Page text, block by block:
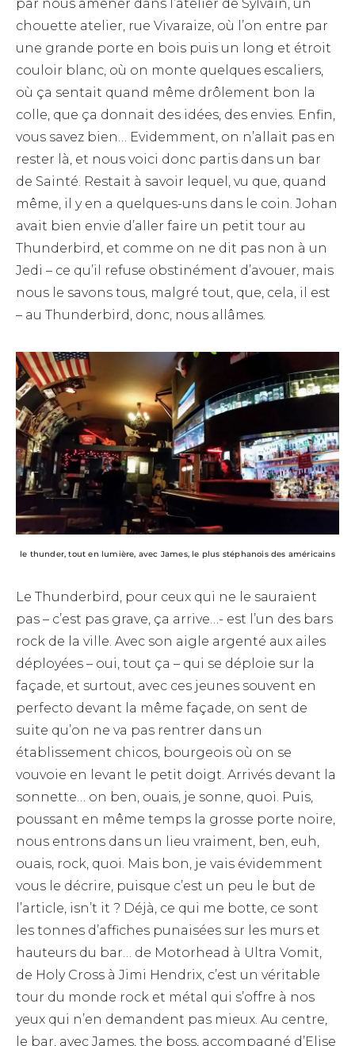
par nous amener dans l’atelier de Sylvain, un
chouette atelier, rue Vivaraize, où l’on entre par
une grande porte en bois puis un long et étroit
couloir blanc, où on monte quelques escaliers,
où ça sentait quand même drôlement bon la
colle, que ça donnait des idées, des envies. Enfin,
vous savez bien… Evidemment, on n’allait pas en
rester là, et nous voici donc partis dans un bar
de Sainté. Restait à savoir lequel, vu que, quand
même, il y en a quelques-uns dans le coin. Johan
avait bien envie d’aller faire un petit tour au
Thunderbird, et comme on ne dit pas non à un
Jedi – ce qu’il refuse obstinément d’avouer, mais
nous le savons tous, malgré tout, que, cela, il est
– au Thunderbird, donc, nous allâmes.
le thunder, tout en lumière, avec James, le plus stéphanois des américains
Le Thunderbird, pour ceux qui ne le sauraient
pas – c’est pas grave, ça arrive…- est l’un des bars
rock de la ville. Avec son aigle argenté aux ailes
déployées – oui, tout ça – qui se déploie sur la
façade, et surtout, avec ces jeunes souvent en
perfecto devant la même façade, on sent de
suite qu’on ne va pas rentrer dans un
établissement chicos, bourgeois où on se
vouvoie en levant le petit doigt. Arrivés devant la
sonnette… on ben, ouais, je sonne, quoi. Puis,
poussant en même temps la grosse porte noire,
nous entrons dans un lieu vraiment, ben, euh,
ouais, rock, quoi. Mais bon, je vais évidemment
vous le décrire, puisque c’est un peu le but de
l’article, isn’t it ? Déjà, ce qui me botte, ce sont
les tonnes d’affiches punaisées sur les murs et
hauteurs du bar… de Motorhead à Ultra Vomit,
de Holy Cross à Jimi Hendrix, c’est un véritable
tour du monde rock et métal qui s’offre à nos
yeux qui n’en demandent pas mieux. Au centre,
le bar, avec James, the boss, accompagné d’Elise